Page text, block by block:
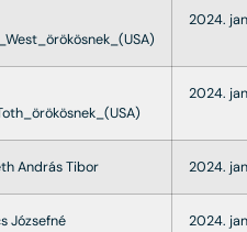
2024.
2024.
András Tibor 2024.
Józsefné 2024.